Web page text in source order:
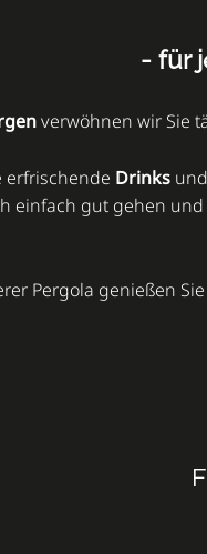
- für
verwöhnen wir Sie
erfrischende Drinks
einfach gut gehen
Pergola genießen